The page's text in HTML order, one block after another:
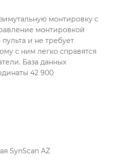
монтировку с
монтировкой
и не требует
с ним легко справятся
База данных
42 900
SynScan AZ